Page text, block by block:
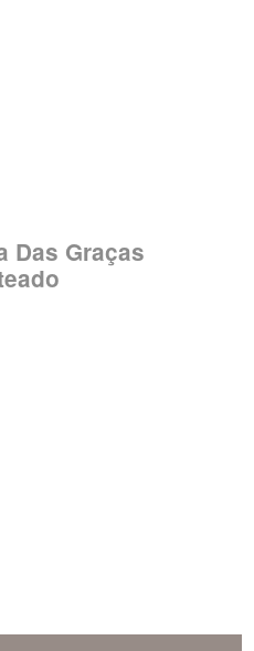
Das Graças